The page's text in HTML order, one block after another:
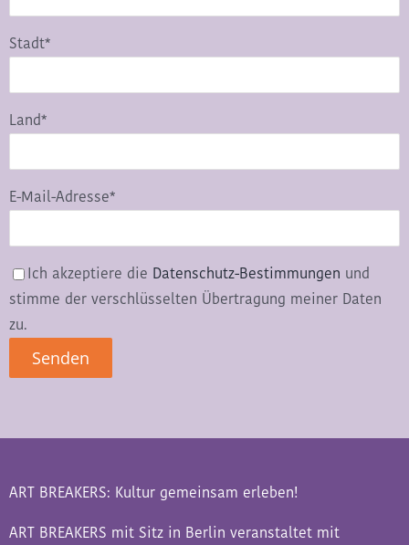
Stadt*
Land*
E-Mail-Adresse*
Ich akzeptiere die Datenschutz-Bestimmungen und
stimme der verschlüsselten Übertragung meiner Daten
zu.
ART BREAKERS: Kultur gemeinsam erleben!
ART BREAKERS mit Sitz in Berlin veranstaltet mit